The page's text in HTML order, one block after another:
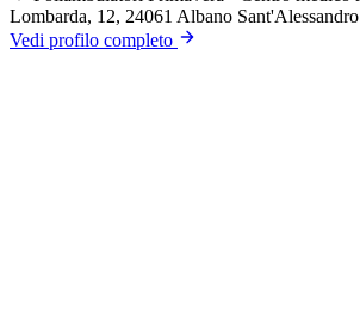
Lombarda, 12, 24061 Albano
Vedi profilo completo